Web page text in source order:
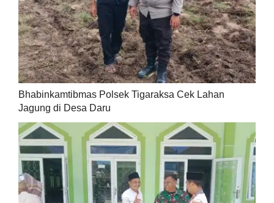
Bhabinkamtibmas Polsek Tigaraksa Cek Lahan
Jagung di Desa Daru